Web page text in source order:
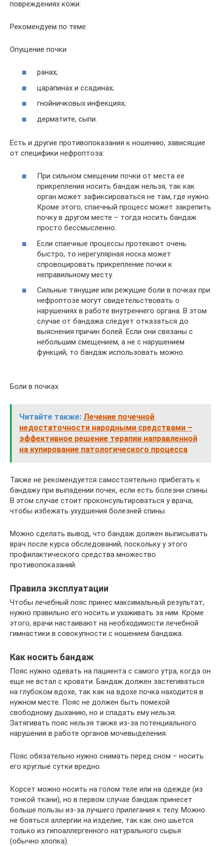
повреждениях кожи:
Рекомендуем по теме:
Опущение почки
ранах;
царапинах и ссадинах;
гнойничковых инфекциях;
дерматите, сыпи.
Есть и другие противопоказания к ношению, зависящие
от специфики нефроптоза:
При сильном смещении почки от места ее
прикрепления носить бандаж нельзя, так как
орган может зафиксироваться не там, где нужно.
Кроме этого, спаечный процесс может закрепить
почку в другом месте – тогда носить бандаж
просто бессмысленно.
Если спаечные процессы протекают очень
быстро, то нерегулярная носка может
спровоцировать прикрепление почки к
неправильному месту.
Сильные тянущие или режущие боли в почках при
нефроптозе могут свидетельствовать о
нарушениях в работе внутреннего органа. В этом
случае от бандажа следует отказаться до
выяснения причин болей. Если они связаны с
небольшим смещением, а не с нарушением
функций, то бандаж использовать можно.
Боли в почках
Читайте также: Лечение почечной
недостаточности народными средствами –
эффективное решение терапии направленной
на купирование патологического процесса
Также не рекомендуется самостоятельно прибегать к
бандажу при выпадении почек, если есть болезни спины.
В этом случае стоит проконсультироваться у врача,
чтобы избежать ухудшения болезней спины.
Можно сделать вывод, что бандаж должен выписывать
врач после курса обследований, поскольку у этого
профилактического средства множество
противопоказаний.
Правила эксплуатации
Чтобы лечебный пояс принес максимальный результат,
нужно правильно его носить и ухаживать за ним. Кроме
этого, врачи настаивают на необходимости лечебной
гимнастики в совокупности с ношением бандажа.
Как носить бандаж
Пояс нужно одевать на пациента с самого утра, когда он
еще не встал с кровати. Бандаж должен застегиваться
на глубоком вдохе, так как на вдохе почка находится в
нужном месте. Пояс не должен быть помехой
свободному дыханию, но и спадать ему нельзя.
Затягивать пояс нельзя также из-за потенциального
нарушения в работе органов мочевыделения.
Пояс обязательно нужно снимать перед сном – носить
его круглые сутки вредно.
Корсет можно носить на голом теле или на одежде (из
тонкой ткани), но в первом случае бандаж принесет
больше пользы из-за лучшего прилегания к телу. Можно
не бояться аллергии на изделие, так как оно шьется
только из гипоаллергенного натурального сырья
(обычно хлопка).